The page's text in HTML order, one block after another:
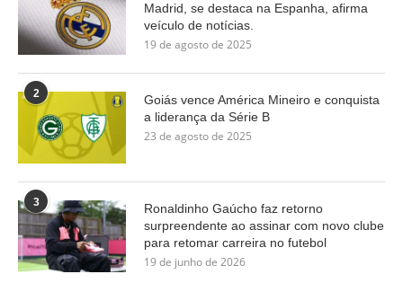
Madrid, se destaca na Espanha, afirma
veículo de notícias.
19 de agosto de 2025
2
Goiás vence América Mineiro e conquista
a liderança da Série B
23 de agosto de 2025
3
Ronaldinho Gaúcho faz retorno
surpreendente ao assinar com novo clube
para retomar carreira no futebol
19 de junho de 2026